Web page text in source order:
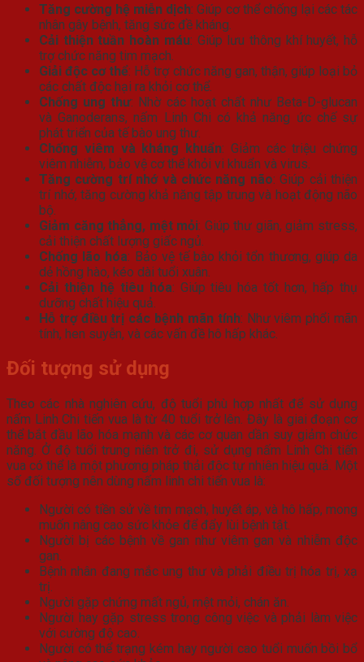
Tăng cường hệ miễn dịch: Giúp cơ thể chống lại các tác
nhân gây bệnh, tăng sức đề kháng.
Cải thiện tuần hoàn máu: Giúp lưu thông khí huyết, hỗ
trợ chức năng tim mạch.
Giải độc cơ thể: Hỗ trợ chức năng gan, thận, giúp loại bỏ
các chất độc hại ra khỏi cơ thể.
Chống ung thư: Nhờ các hoạt chất như Beta-D-glucan
và Ganoderans, nấm Linh Chi có khả năng ức chế sự
phát triển của tế bào ung thư.
Chống viêm và kháng khuẩn: Giảm các triệu chứng
viêm nhiễm, bảo vệ cơ thể khỏi vi khuẩn và virus.
Tăng cường trí nhớ và chức năng não: Giúp cải thiện
trí nhớ, tăng cường khả năng tập trung và hoạt động não
bộ.
Giảm căng thẳng, mệt mỏi: Giúp thư giãn, giảm stress,
cải thiện chất lượng giấc ngủ.
Chống lão hóa: Bảo vệ tế bào khỏi tổn thương, giúp da
dẻ hồng hào, kéo dài tuổi xuân.
Cải thiện hệ tiêu hóa: Giúp tiêu hóa tốt hơn, hấp thụ
dưỡng chất hiệu quả.
Hỗ trợ điều trị các bệnh mãn tính: Như viêm phổi mãn
tính, hen suyễn, và các vấn đề hô hấp khác.
Đối tượng sử dụng
Theo các nhà nghiên cứu, độ tuổi phù hợp nhất để sử dụng
nấm Linh Chi tiến vua là từ 40 tuổi trở lên. Đây là giai đoạn cơ
thể bắt đầu lão hóa mạnh và các cơ quan dần suy giảm chức
năng. Ở độ tuổi trung niên trở đi, sử dụng nấm Linh Chi tiến
vua có thể là một phương pháp thải độc tự nhiên hiệu quả. Một
số đối tượng nên dùng nấm linh chi tiến vua là:
Người có tiền sử về tim mạch, huyết áp, và hô hấp, mong
muốn nâng cao sức khỏe để đẩy lùi bệnh tật.
Người bị các bệnh về gan như viêm gan và nhiễm độc
gan.
Bệnh nhân đang mắc ung thư và phải điều trị hóa trị, xạ
trị.
Người gặp chứng mất ngủ, mệt mỏi, chán ăn.
Người hay gặp stress trong công việc và phải làm việc
với cường độ cao.
Người có thể trạng kém hay người cao tuổi muốn bồi bổ